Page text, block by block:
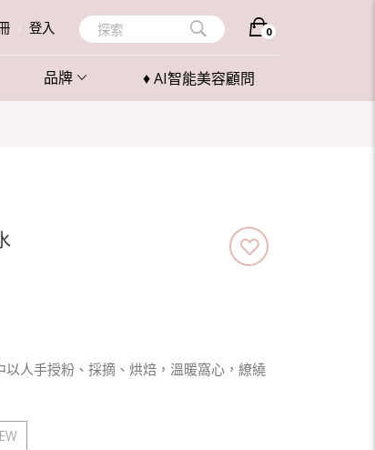
登入 探索 0
品牌 ♦ AI智能美容顧問
人手授粉、採摘、烘焙，溫暖窩心，繚繞